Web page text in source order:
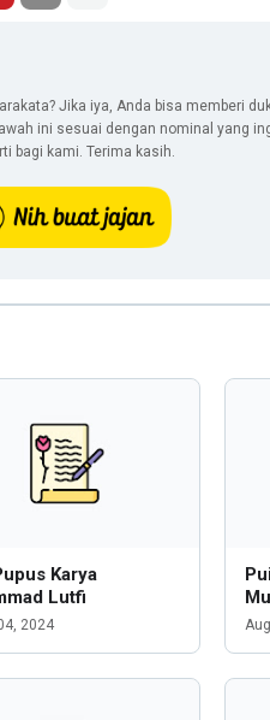
Jika iya, Anda bisa memberi
ini sesuai dengan nominal yang
bagi kami. Terima kasih.
Karya
Lutfi
2024